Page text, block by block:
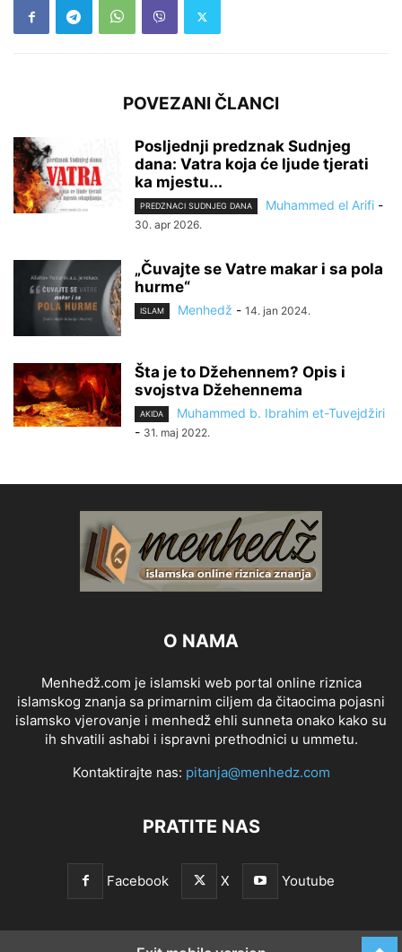
POVEZANI ČLANCI
Posljednji predznak Sudnjeg
dana: Vatra koja će ljude tjerati
ka mjestu...
PREDZNACI SUDNJEG DANA Muhammed el Arifi -
30. apr 2026.
„Čuvajte se Vatre makar i sa pola
hurme“
ISLAM Menhedž - 14. jan 2024.
Šta je to Džehennem? Opis i
svojstva Džehennema
AKIDA
Muhammed b. Ibrahim et-Tuvejdžiri
- 31. maj 2022.
O NAMA
Menhedž.com je islamski web portal online riznica
islamskog znanja sa primarnim ciljem da čitaocima pojasni
islamsko vjerovanje i menhedž ehli sunneta onako kako su
ih shvatili ashabi i ispravni prethodnici u ummetu.
Kontaktirajte nas: pitanja@menhedz.com
PRATITE NAS
Facebook X Youtube